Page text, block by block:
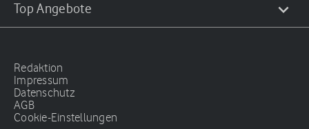
Top Angebote
Redaktion
Impressum
Datenschutz
AGB
Cookie-Einstellungen